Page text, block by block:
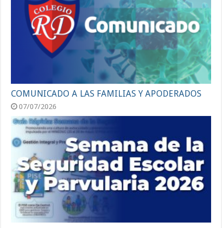
COMUNICADO A LAS FAMILIAS Y APODERADOS
07/07/2026